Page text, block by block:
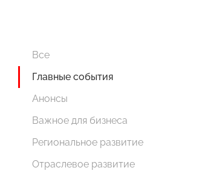
Все
Главные события
Анонсы
Важное для бизнеса
Региональное развитие
Отраслевое развитие